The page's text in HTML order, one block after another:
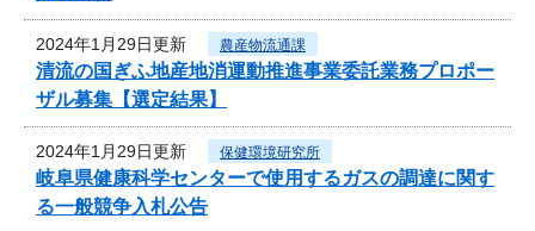
2024年1月29日更新 農産物流通課
清流の国ぎふ地産地消運動推進事業委託業務プロポー
ザル募集【選定結果】
2024年1月29日更新 保健環境研究所
岐阜県健康科学センターで使用するガスの調達に関す
る一般競争入札公告